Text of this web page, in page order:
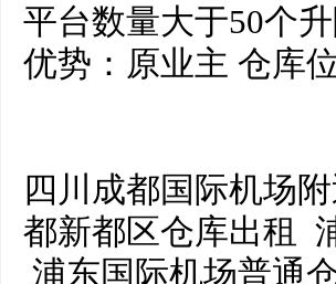
平台数量大于50个
优势：原业主 仓库
四川成都国际机场
都新都区仓库出租
浦东国际机场普通